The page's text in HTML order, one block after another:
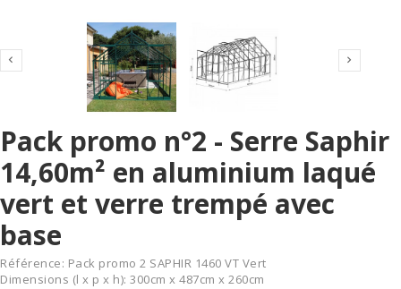
 
Pack promo n°2 - Serre Saphir
14,60m² en aluminium laqué
vert et verre trempé avec
base
Référence: Pack promo 2 SAPHIR 1460 VT Vert
Dimensions (l x p x h): 300cm x 487cm x 260cm